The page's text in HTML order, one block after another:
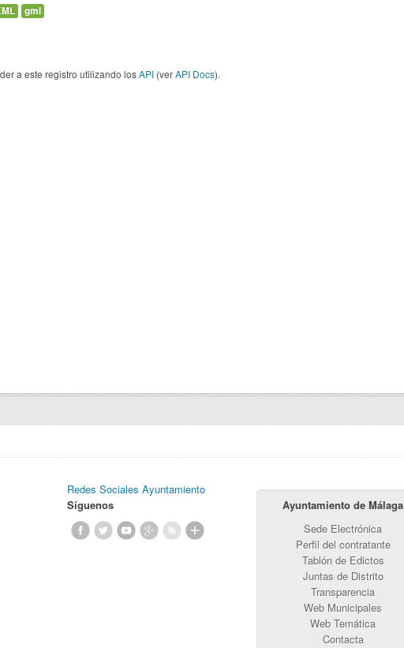
gml
a este registro utilizando losAPI (verAPI Docs).
Redes Sociales Ayuntamiento
Síguenos
Ayuntamiento de Málaga
Sede Electrónica
Perfil del contratante
Tablón de Edictos
Juntas de Distrito
Transparencia
Web Municipales
Web Temática
Contacta